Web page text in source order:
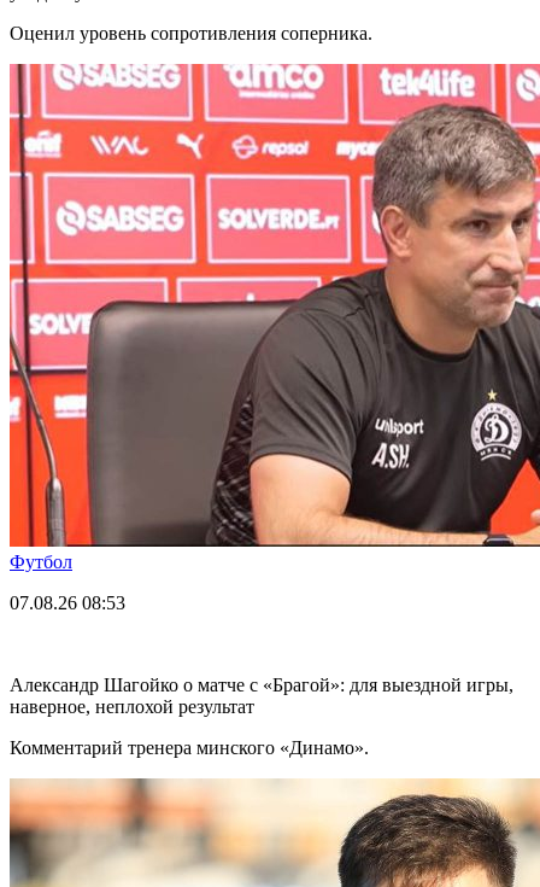
Оценил уровень сопротивления соперника.
Футбол
07.08.26 08:53
Александр Шагойко о матче с «Брагой»: для выездной игры,
наверное, неплохой результат
Комментарий тренера минского «Динамо».